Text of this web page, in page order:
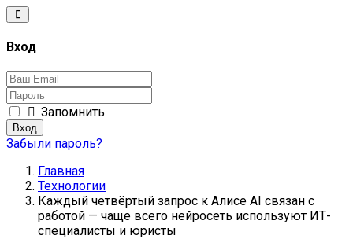
Вход
Запомнить
Вход
Забыли пароль?
Главная
Технологии
Каждый четвёртый запрос к Алисе AI связан с
работой — чаще всего нейросеть используют ИТ-
специалисты и юристы